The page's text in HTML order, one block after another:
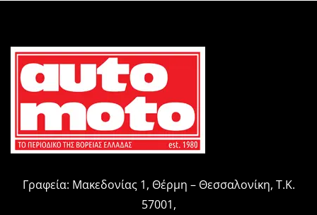
Γραφεία: Μακεδονίας 1, Θέρμη – Θεσσαλονίκη, Τ.Κ.
57001,